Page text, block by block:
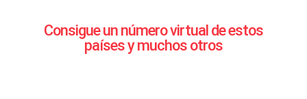
Consigue un número virtual de estos
países y muchos otros